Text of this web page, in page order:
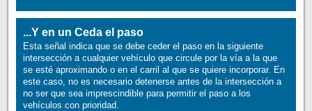
...Y en un Ceda el paso
Esta señal indica que se debe ceder el paso en la siguiente
intersección a cualquier vehículo que circule por la vía a la que
se esté aproximando o en el carril al que se quiere incorporar. En
este caso, no es necesario detenerse antes de la intersección a
no ser que sea imprescindible para permitir el paso a los
vehículos con prioridad.